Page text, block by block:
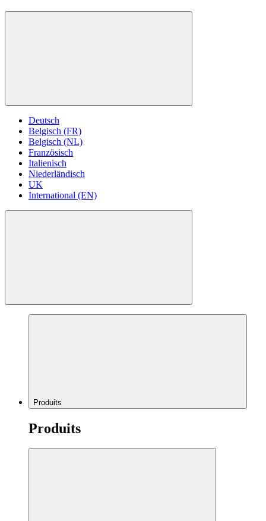
Deutsch
Belgisch (FR)
Belgisch (NL)
Französisch
Italienisch
Niederländisch
UK
International (EN)
Produits
Produits